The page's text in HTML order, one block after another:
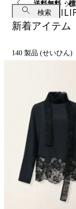
送料無料・標
検索
新着アイテム
140 製品 (せいひん)